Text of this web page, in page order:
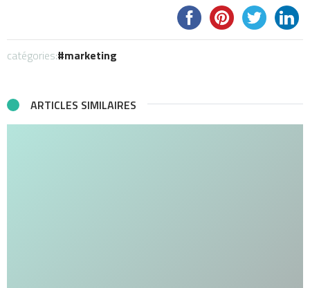
catégories: marketing
ARTICLES SIMILAIRES